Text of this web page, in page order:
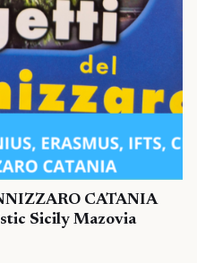
CATANIA
Sicily Mazovia